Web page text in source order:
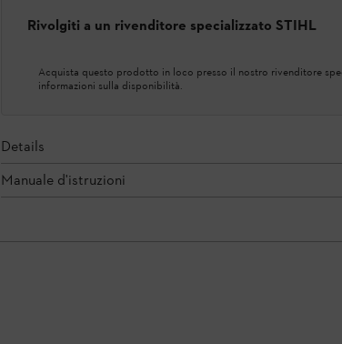
Rivolgiti a un rivenditore specializzato STIHL
Acquista questo prodotto in loco presso il nostro rivenditore
informazioni sulla disponibilità.
Details
Manuale d'istruzioni